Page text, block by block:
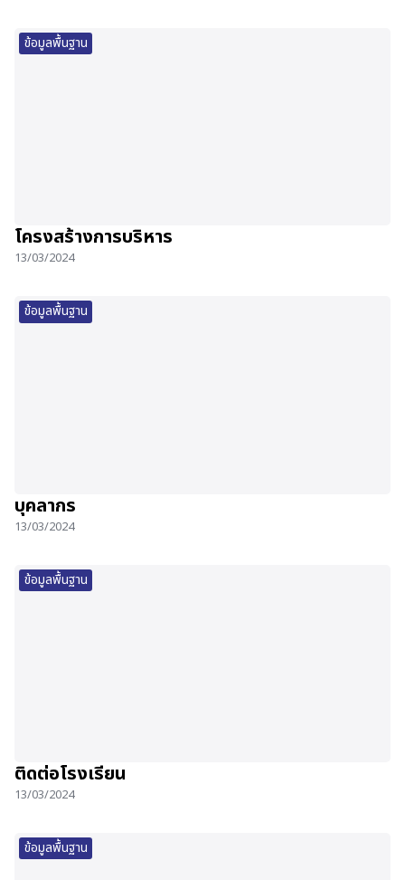
ข้อมูลพื้นฐาน
โครงสร้างการบริหาร
13/03/2024
ข้อมูลพื้นฐาน
บุคลากร
13/03/2024
ข้อมูลพื้นฐาน
ติดต่อโรงเรียน
13/03/2024
ข้อมูลพื้นฐาน